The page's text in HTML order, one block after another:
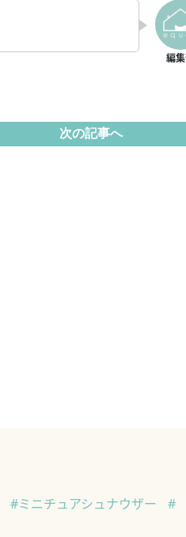
次の記事へ
#ミニチュアシュナウザー
#